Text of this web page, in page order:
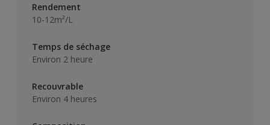
Rendement
10-12m²/L
Temps de séchage
Environ 2 heure
Recouvrable
Environ 4 heures